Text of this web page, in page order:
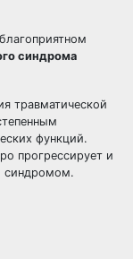
синдрома
травматической
функций.
прогрессирует и
синдромом.